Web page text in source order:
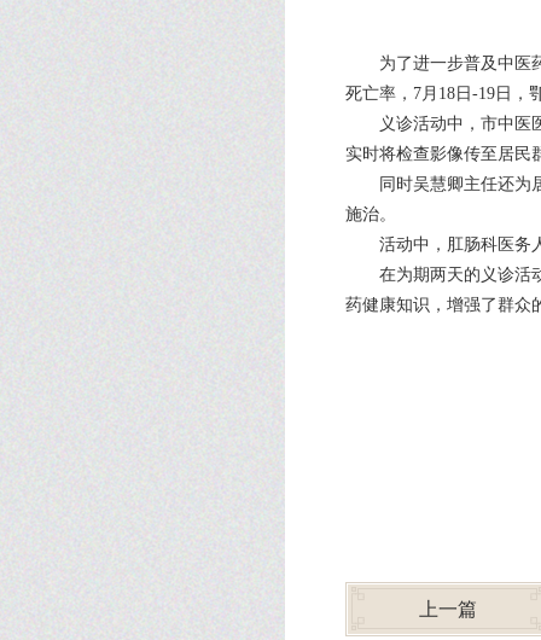
为了进一步普及中医
死亡率，7月18日-19日
义诊活动中，市中
实时将检查影像传至居民
同时吴慧卿主任还
施治。
活动中，肛肠科医务
在为期两天的义诊活
药健康知识，增强了群众
上一篇